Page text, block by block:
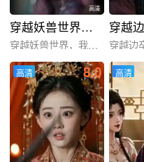
高清
穿越妖兽世界，我觉醒进化系统
穿越妖兽世界，我觉醒进化
8.0
高清
高清 高清
高清